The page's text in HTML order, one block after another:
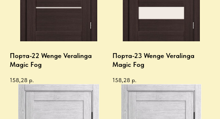
Порта-22 Wenge Veralinga
Magic Fog
158,28 р.
Порта-23 Wenge Veralinga
Magic Fog
158,28 р.